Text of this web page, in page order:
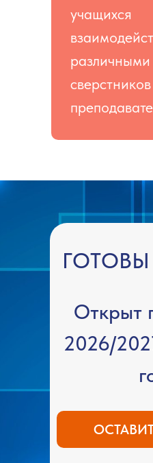
учащихся
ГОТОВЫ
Открыт
2026/